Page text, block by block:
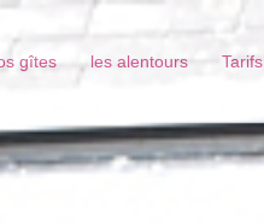
gîtes les alentours Tarifs